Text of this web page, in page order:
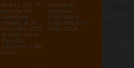
Euro 51.741,77 -
importo del
contributo
erogato al 10
Dicembre 2025
al lordo della
ritenuta
d'acconto e del
bollo
Contributi
editoria L.
198/2016 e
d.lgs 70/2017 –
anno 2024